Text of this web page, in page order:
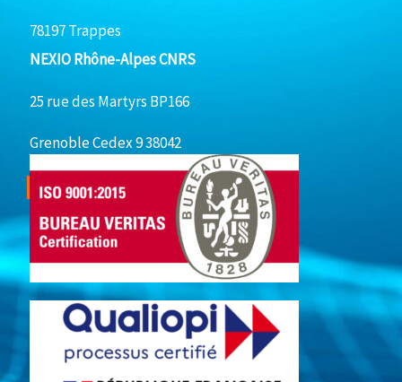
78197 Trappes
NEXIO Rhône-Alpes CNRS
25 rue des Martyrs BP166
Grenoble Cedex 9 38042